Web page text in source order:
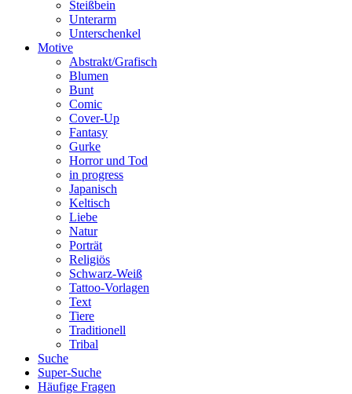
Steißbein
Unterarm
Unterschenkel
Motive
Abstrakt/Grafisch
Blumen
Bunt
Comic
Cover-Up
Fantasy
Gurke
Horror und Tod
in progress
Japanisch
Keltisch
Liebe
Natur
Porträt
Religiös
Schwarz-Weiß
Tattoo-Vorlagen
Text
Tiere
Traditionell
Tribal
Suche
Super-Suche
Häufige Fragen